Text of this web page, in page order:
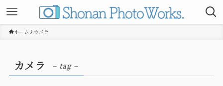
ホーム カメラ
カメラ – tag –